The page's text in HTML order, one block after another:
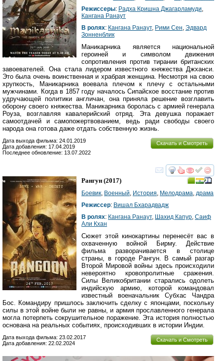
Режиссеры: Радха Кришна Джагарламуди,
Кангана Ранаут
В ролях: Кангана Ранаут, Рими Сен, Эдвард
Зонненблик
Маникарника является национальной
героиней и символом движения
сопротивления против тирании британских
завоевателей. Она стала лидером известного княжества Джханси.
Это была очень воинственная и храбрая женщина. Несмотря на свою
хрупкость, Маникарника воевала плечом к плечу с остальными
мужчинами. Когда в 1857 году началось Сипайское восстание против
удручающей политики англичан, она приняла решение возглавить
оборону своего княжества. Маникарника боролась с армией генерала
Роуза, возглавляя кавалерийский отряд. Эта девушка поражает
самоотдачей и самопожертвованием, ведь ради свободы своего
народа она готова даже отдать собственную жизнь.
Скачать и Смотреть
Дата выхода фильма: 24.01.2019
Дата добавления: 17.04.2019
Последнее обновление: 13.07.2022
смотреть
Рангун (2017)
Боевик, Военный, История, Мелодрама, драма
Режиссер: Вишал Бхарадвадж
В ролях: Кангана Ранаут, Шахид Капур, Саиф
Али Кхан
Сюжет этой кинокартины перенесёт вас в
охваченную войной Бирму. Действие
фильма разворачивается в столице
страны, в городе Рангун. В самый разгар
Второй Мировой войны здесь происходили
невероятно кровопролитные сражения.
Силы Великобритании старались одолеть
индийскую армию, которой командовал
известный военачальник Субхас Чандра
Бос. Командиру пришлось заключить сделку с японцами, поскольку
силы в этой войне были не равны, и армия прославленного генерала
могла потерпеть сокрушительное поражение. Эта история полностью
основана на реальных событиях, происходивших в истории Индии.
Скачать и Смотреть
Дата выхода фильма: 23.02.2017
Дата добавления: 22.02.2024